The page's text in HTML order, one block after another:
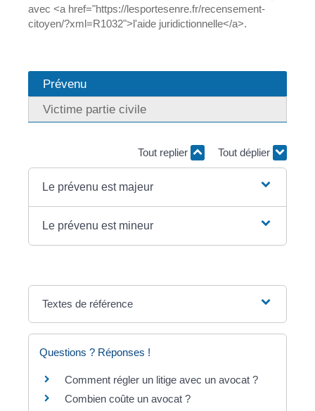
avec <a href="https://lesportesenre.fr/recensement-
citoyen/?xml=R1032">l'aide juridictionnelle</a>.
Prévenu
Victime partie civile
Tout replier Tout déplier
Le prévenu est majeur
Le prévenu est mineur
Textes de référence
Questions ? Réponses !
Comment régler un litige avec un avocat ?
Combien coûte un avocat ?